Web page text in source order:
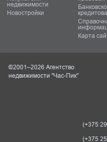
недвижимости
Новостройки
Карта
©2001–2026 Агентство
недвижимости "Час-Пик"
(+375
(+375